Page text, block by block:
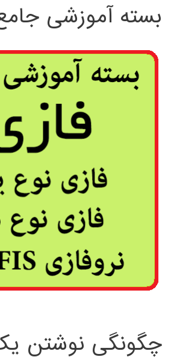
بسته آموزشی
چگونگی نوشتن